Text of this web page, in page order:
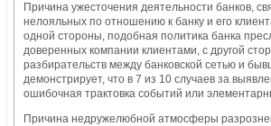
Причина ужесточения деятельности банков,
нелояльных по отношению к банку и его
одной стороны, подобная политика банка
доверенных компании клиентами, с другой
разбирательств между банковской сетью и
демонстрирует, что в 7 из 10 случаев за
ошибочная трактовка событий или
Причина недружелюбной атмосферы